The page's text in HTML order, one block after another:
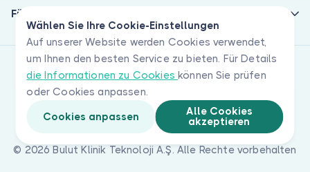
Wählen Sie Ihre Cookie-Einstellungen
Auf unserer Website werden Cookies verwendet,
um Ihnen den besten Service zu bieten. Für Details
die Informationen zu Cookieskönnen Sie prüfen
oder Cookies anpassen.
Cookies anpassen
Alle Cookies
akzeptieren
Für Ärzte
© 2026 Bulut Klinik Teknoloji A.Ş. Alle Rechte vorbehalten